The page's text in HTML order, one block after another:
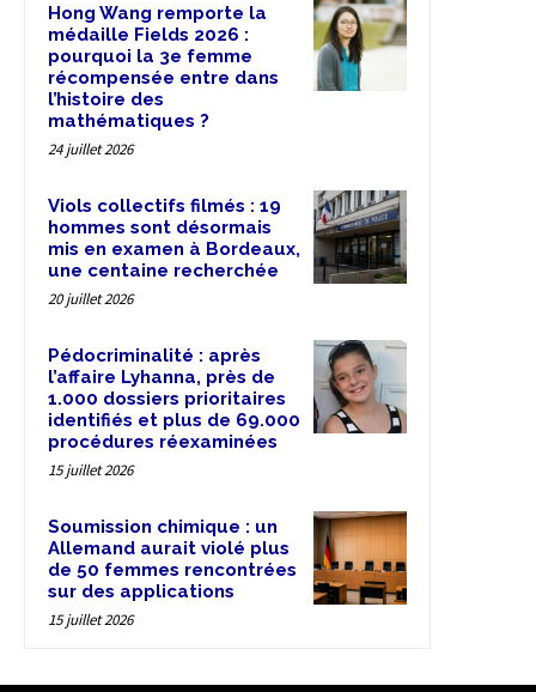
Hong Wang remporte la
médaille Fields 2026 :
pourquoi la 3e femme
récompensée entre dans
l’histoire des
mathématiques ?
24 juillet 2026
Viols collectifs filmés : 19
hommes sont désormais
mis en examen à Bordeaux,
une centaine recherchée
20 juillet 2026
Pédocriminalité : après
l’affaire Lyhanna, près de
1.000 dossiers prioritaires
identifiés et plus de 69.000
procédures réexaminées
15 juillet 2026
Soumission chimique : un
Allemand aurait violé plus
de 50 femmes rencontrées
sur des applications
15 juillet 2026